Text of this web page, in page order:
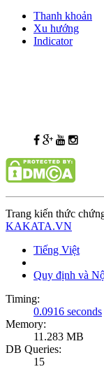
Thanh khoản
Xu hướng
Indicator
Trang kiến thức
KAKATA.VN
Tiếng Việt
Quy định và
Timing:
0.0916 seconds
Memory:
11.283 MB
DB Queries:
15